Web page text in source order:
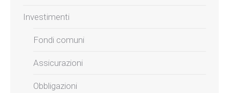
Investimenti
Fondi comuni
Assicurazioni
Obbligazioni